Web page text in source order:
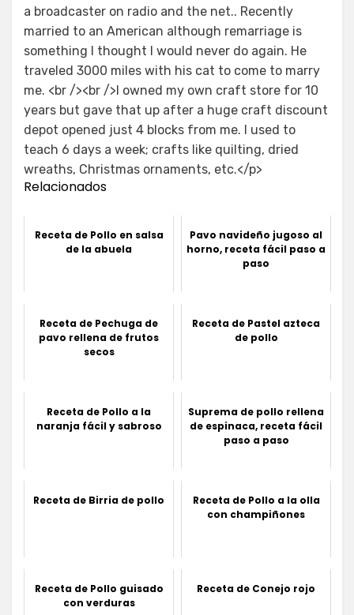
a broadcaster on radio and the net.. Recently
married to an American although remarriage is
something I thought I would never do again. He
traveled 3000 miles with his cat to come to marry
me. <br /><br />I owned my own craft store for 10
years but gave that up after a huge craft discount
depot opened just 4 blocks from me. I used to
teach 6 days a week; crafts like quilting, dried
wreaths, Christmas ornaments, etc.</p>
Relacionados
Receta de Pollo en salsa
de la abuela
Pavo navideño jugoso al
horno, receta fácil paso a
paso
Receta de Pechuga de
pavo rellena de frutos
secos
Receta de Pastel azteca
de pollo
Receta de Pollo a la
naranja fácil y sabroso
Suprema de pollo rellena
de espinaca, receta fácil
paso a paso
Receta de Birria de pollo
Receta de Pollo a la olla
con champiñones
Receta de Pollo guisado
con verduras
Receta de Conejo rojo